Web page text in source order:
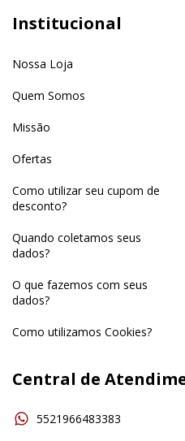
Institucional
Nossa Loja
Quem Somos
Missão
Ofertas
Como utilizar seu cupom de
desconto?
Quando coletamos seus
dados?
O que fazemos com seus
dados?
Como utilizamos Cookies?
Central de
5521966483383